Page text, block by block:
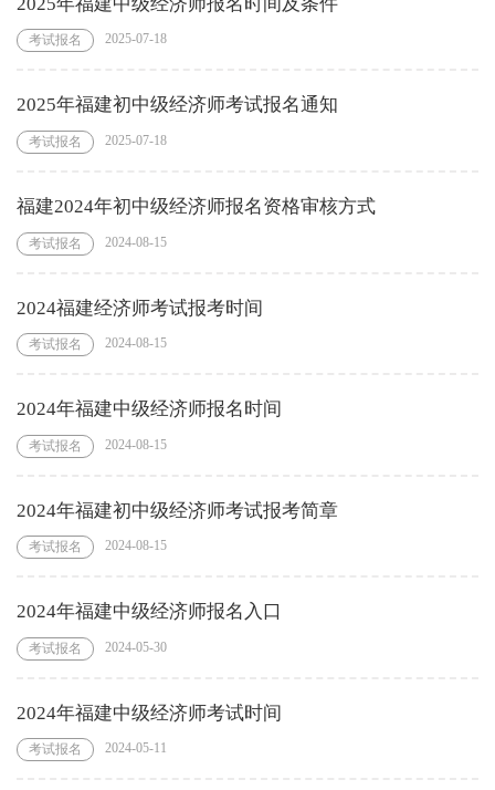
考试报名 2025-07-18
2025年福建初中级经济师考试报名通知
考试报名 2025-07-18
福建2024年初中级经济师报名资格审核方式
考试报名 2024-08-15
2024福建经济师考试报考时间
考试报名 2024-08-15
2024年福建中级经济师报名时间
考试报名 2024-08-15
2024年福建初中级经济师考试报考简章
考试报名 2024-08-15
2024年福建中级经济师报名入口
考试报名 2024-05-30
2024年福建中级经济师考试时间
考试报名 2024-05-11